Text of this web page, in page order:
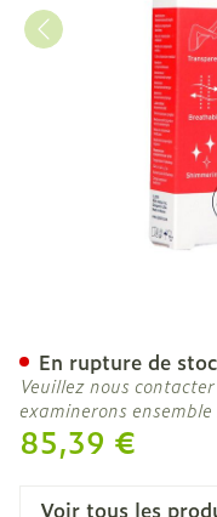
85,39 €
En rupture de
Veuillez nous
examinerons
Voir tous les